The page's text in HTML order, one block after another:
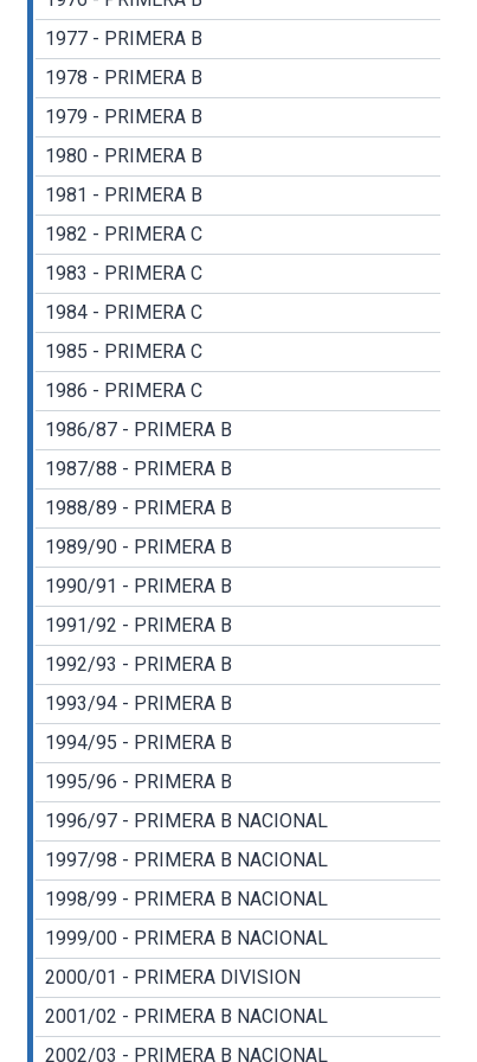
1977 - PRIMERA B
1978 - PRIMERA B
1979 - PRIMERA B
1980 - PRIMERA B
1981 - PRIMERA B
1982 - PRIMERA C
1983 - PRIMERA C
1984 - PRIMERA C
1985 - PRIMERA C
1986 - PRIMERA C
1986/87 - PRIMERA B
1987/88 - PRIMERA B
1988/89 - PRIMERA B
1989/90 - PRIMERA B
1990/91 - PRIMERA B
1991/92 - PRIMERA B
1992/93 - PRIMERA B
1993/94 - PRIMERA B
1994/95 - PRIMERA B
1995/96 - PRIMERA B
1996/97 - PRIMERA B NACIONAL
1997/98 - PRIMERA B NACIONAL
1998/99 - PRIMERA B NACIONAL
1999/00 - PRIMERA B NACIONAL
2000/01 - PRIMERA DIVISION
2001/02 - PRIMERA B NACIONAL
2002/03 - PRIMERA B NACIONAL